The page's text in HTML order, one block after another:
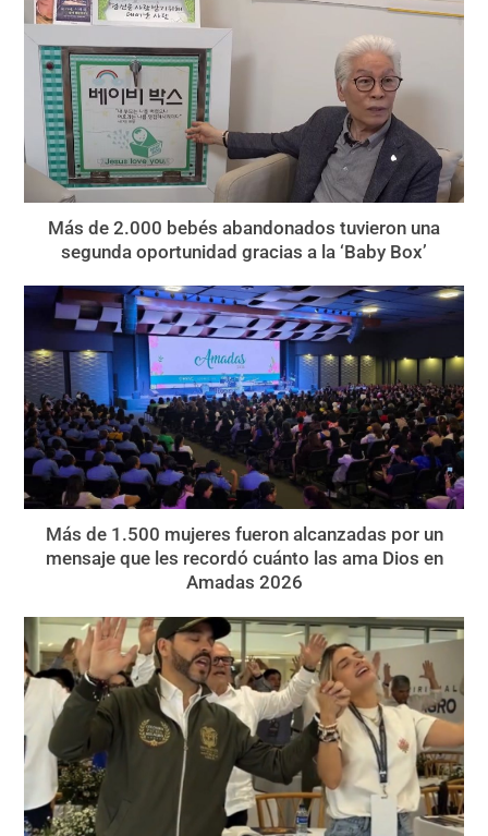
Más de 2.000 bebés abandonados tuvieron una
segunda oportunidad gracias a la ‘Baby Box’
Más de 1.500 mujeres fueron alcanzadas por un
mensaje que les recordó cuánto las ama Dios en
Amadas 2026